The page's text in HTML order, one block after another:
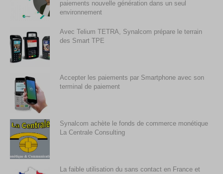
paiements nouvelle génération dans un seul
environnement
Avec Telium TETRA, Synalcom prépare le terrain
des Smart TPE
Accepter les paiements par Smartphone avec son
terminal de paiement
Synalcom achète le fonds de commerce monétique
La Centrale Consulting
La faible utilisation du sans contact en France et